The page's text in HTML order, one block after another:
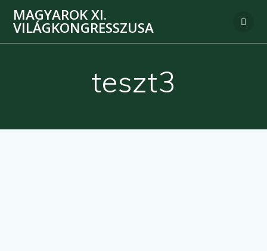
MAGYAROK XI.
VILÁGKONGRESSZUSA
teszt3